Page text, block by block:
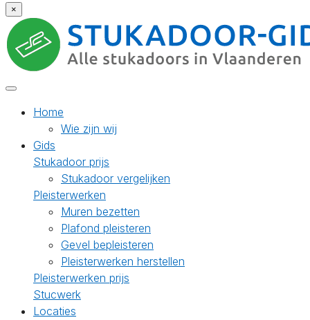
×
Home
Wie zijn wij
Gids
Stukadoor prijs
Stukadoor vergelijken
Pleisterwerken
Muren bezetten
Plafond pleisteren
Gevel bepleisteren
Pleisterwerken herstellen
Pleisterwerken prijs
Stucwerk
Locaties